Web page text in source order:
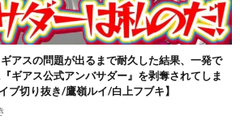
ギアスの問題が出るまで耐久した結果、一発で
ギアス公式アンバサダー』を剥奪されてしま
ブ切り抜き/鷹嶺ルイ/白上フブキ】